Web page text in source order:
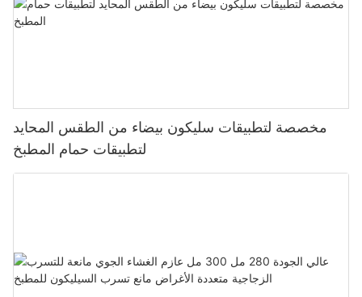
مخصصة لتطبيقات سليكون بيضاء من الطقس المحايد
لتطبيقات حمام المطبخ